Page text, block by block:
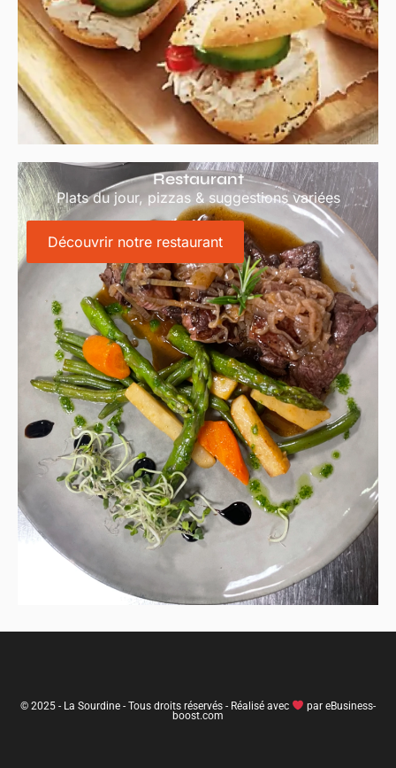
Restaurant
Plats du jour, pizzas & suggestions variées
Découvrir notre restaurant
© 2025 - La Sourdine - Tous droits réservés - Réalisé avec par eBusiness-
boost.com